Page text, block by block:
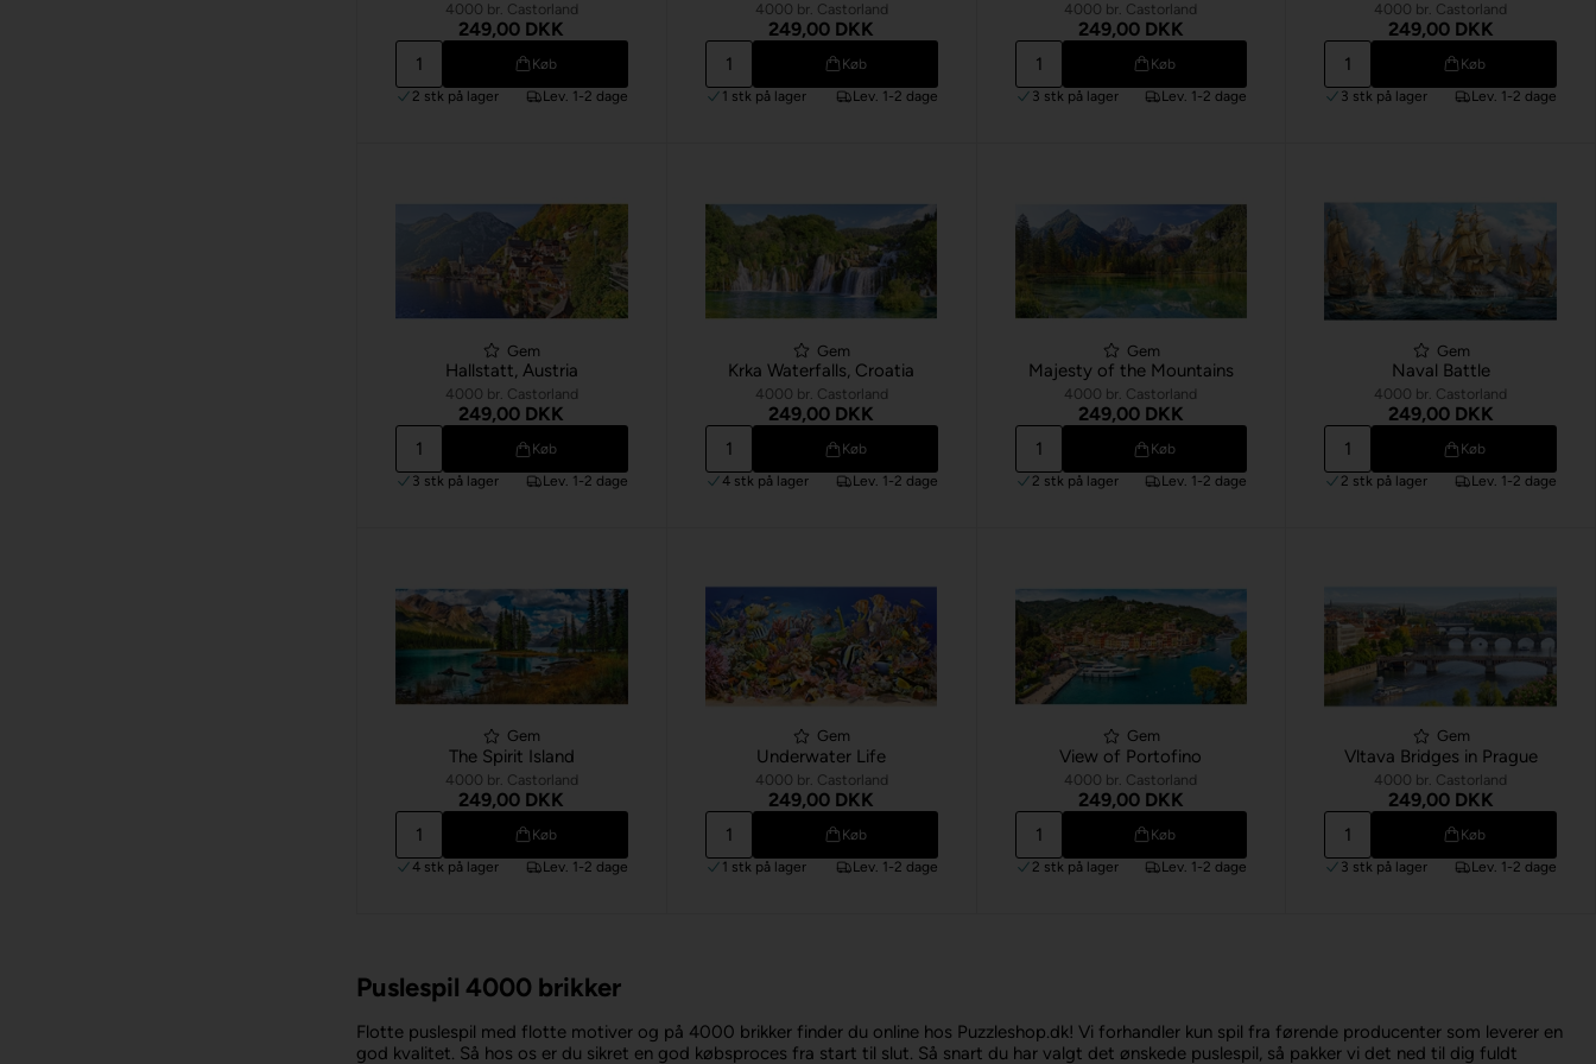
4000 br. Castorland
249,00 DKK
Køb
2 stk på lager Lev. 1-2 dage
4000 br. Castorland
249,00 DKK
Køb
1 stk på lager Lev. 1-2 dage
4000 br. Castorland
249,00 DKK
Køb
3 stk på lager Lev. 1-2 dage
4000 br. Castorland
249,00 DKK
Køb
3 stk på lager Lev. 1-2 dage
Gem
Hallstatt, Austria
4000 br. Castorland
249,00 DKK
Køb
3 stk på lager Lev. 1-2 dage
Gem
Krka Waterfalls, Croatia
4000 br. Castorland
249,00 DKK
Køb
4 stk på lager Lev. 1-2 dage
Gem
Majesty of the Mountains
4000 br. Castorland
249,00 DKK
Køb
2 stk på lager Lev. 1-2 dage
Gem
Naval Battle
4000 br. Castorland
249,00 DKK
Køb
2 stk på lager Lev. 1-2 dage
Gem
The Spirit Island
4000 br. Castorland
249,00 DKK
Køb
4 stk på lager Lev. 1-2 dage
Gem
Underwater Life
4000 br. Castorland
249,00 DKK
Køb
1 stk på lager Lev. 1-2 dage
Gem
View of Portofino
4000 br. Castorland
249,00 DKK
Køb
2 stk på lager Lev. 1-2 dage
Gem
Vltava Bridges in Prague
4000 br. Castorland
249,00 DKK
Køb
3 stk på lager Lev. 1-2 dage
Puslespil 4000 brikker
Flotte puslespil med flotte motiver og på 4000 brikker finder du online hos Puzzleshop.dk! Vi forhandler kun spil fra førende producenter som leverer en
god kvalitet. Så hos os er du sikret en god købsproces fra start til slut. Så snart du har valgt det ønskede puslespil, så pakker vi det ned til dig fuldt